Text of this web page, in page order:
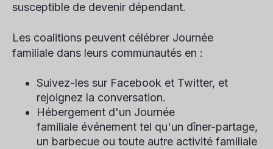
susceptible de devenir dépendant.
Les coalitions peuvent célébrer Journée
familiale dans leurs communautés en :
Suivez-les sur Facebook et Twitter, et
rejoignez la conversation.
Hébergement d'un Journée
familiale événement tel qu'un dîner-partage,
un barbecue ou toute autre activité familiale